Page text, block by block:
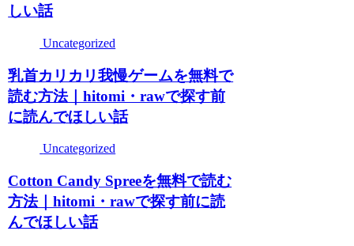
しい話
Uncategorized
乳首カリカリ我慢ゲームを無料で
読む方法｜hitomi・rawで探す前
に読んでほしい話
Uncategorized
Cotton Candy Spreeを無料で読む
方法｜hitomi・rawで探す前に読
んでほしい話